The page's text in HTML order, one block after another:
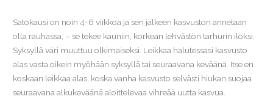
Satokausi on noin 4-6 viikkoa ja sen jälkeen kasvuston annetaan
olla rauhassa, – se tekee kauniin, korkean lehvästön tarhurin iloksi.
Syksyllä väri muuttuu olkimaiseksi. Leikkaa halutessasi kasvusto
alas vasta oikein myöhään syksyllä tai seuraavana keväänä. Itse en
koskaan leikkaa alas, koska vanha kasvusto selvästi hiukan suojaa
seuraavana alkukeväänä aloittelevaa vihreää uutta kasvua.